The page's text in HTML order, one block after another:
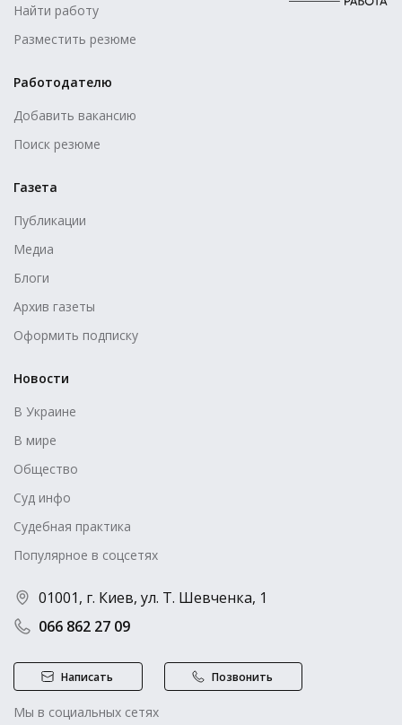
Найти работу
Разместить резюме
Работодателю
Добавить вакансию
Поиск резюме
Газета
Публикации
Медиа
Блоги
Архив газеты
Оформить подписку
Новости
В Украине
В мире
Общество
Суд инфо
Судебная практика
Популярное в соцсетях
066 862 27 09
01001, г. Киев, ул. Т. Шевченка, 1
Написать Позвонить
Мы в социальных сетях